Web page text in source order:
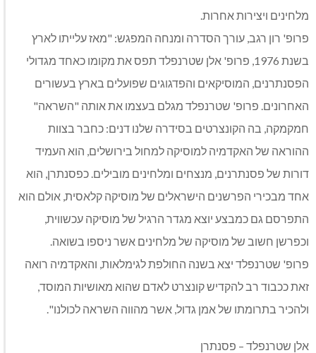
מלחינים ויצירות אחרות.
פרופ' רון רגב, עורך הסדרה ומנחה המפגש: "מאז עלייתו לארץ
בשנת 1976, פרופ' אלן שטרנפלד תפס את מקומו כאחד מגדולי
הפסנתרנים, המוסיקאים והפדגוגים שפועלים בארץ בעשורים
האחרונים. פרופ' שטרנפלד מגלם בעצמו את אותה "השראה"
חמקמקה, בה הקונצרטים בסידרה שלנו דנים: כחבר בצוות
ההוראה של האקדמיה למוסיקה למחול בירושלים, הוא העמיד
דורות של פסנתרנים, מנצחים ומלחינים מובילים. כפסנתרן, הוא
אחד מבכירי הפרשנים הישראלים של מוסיקה קלאסית, אולם הוא
התפרסם גם כמבצע יוצא מגדר הרגיל של מוסיקה עכשווית,
וכפרשן חשוב של מוסיקה של מלחינים אשר ניספו בשואה.
פרופ' שטרנפלד יצא בשנה החולפת לגימלאות, והאקדמיה רואה
זאת ככבוד רב להקדיש קונצרט לאדם שהוא מאושיות המוסד,
ולהכיר בתרומתו של אמן גדול, אשר מהווה השראה לכולנו".
אלן שטרנפלד – פסנתרן